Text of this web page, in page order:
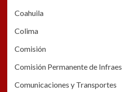
Coahuila
Colima
Comisión
Comisión Permanente de
Comunicaciones y Transportes